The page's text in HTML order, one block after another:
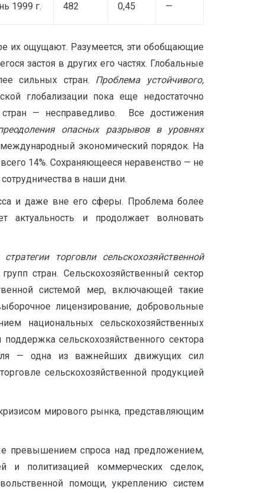
1999 г. 482 0,45 —
их ощущают. Разумеется, эти обобщающие
застоя в других его частях. Глобальные
сильных стран. Проблема устойчивого,
глобализации пока еще недостаточно
стран — несправедливо. Все достижения
опасных разрывов в уровнях
экономический порядок. На
14%. Сохраняющееся неравенство — не
в наши дни.
и даже вне его сферы. Проблема более
актуальность и продолжает волновать
торговли сельскохозяйственной
стран. Сельскохозяйственный сектор
системой мер, включающей такие
лицензирование, добровольные
национальных сельскохозяйственных
сельскохозяйственного сектора
— одна из важнейших движущих сил
сельскохозяйственной продукцией
мирового рынка, представляющим
превышением спроса над предложением,
и политизацией коммерческих сделок,
помощи, укреплению систем